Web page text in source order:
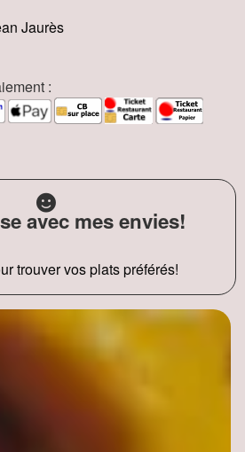
Jaurès
:
avec mes envies!
trouver vos plats préférés!